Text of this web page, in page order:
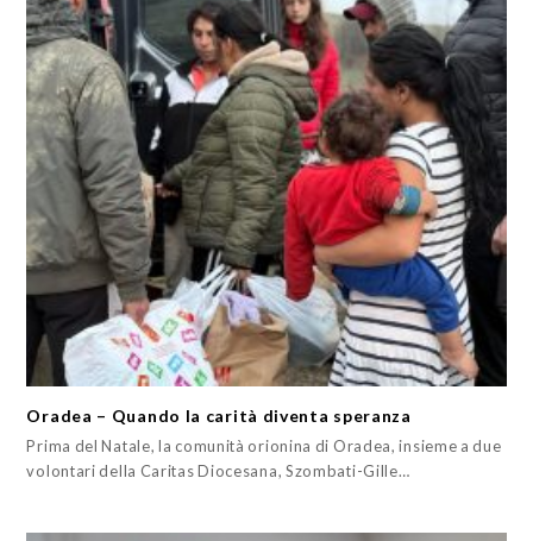
Oradea – Quando la carità diventa speranza
Prima del Natale, la comunità orionina di Oradea, insieme a due
volontari della Caritas Diocesana, Szombati-Gille…